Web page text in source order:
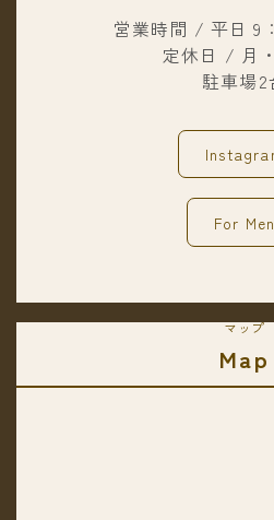
営業時間 / 平日 9
定休日 / 月
駐車場2
For Men
マップ
Map